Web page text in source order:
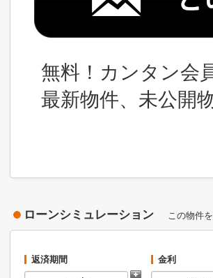
無料！カンタン会
最新物件、未公開
ローンシミュレーション この物件
返済期間 金利